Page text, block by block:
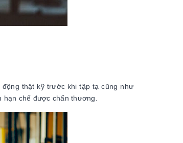
thật kỹ trước khi tập tạ cũng như
hạn chế được chấn thương.